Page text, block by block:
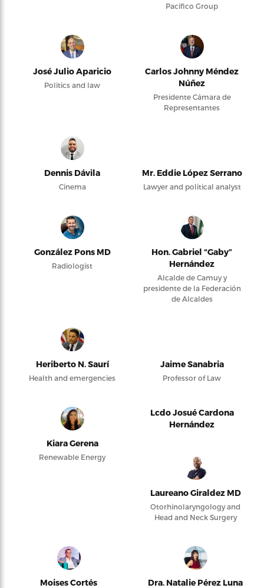
Pacifico Group
José Julio Aparicio
Politics and law
Carlos Johnny Méndez
Núñez
Presidente Cámara de
Representantes
Dennis Dávila
Cinema
Mr. Eddie López Serrano
Lawyer and political analyst
González Pons MD
Radiologist
Hon. Gabriel “Gaby”
Hernández
Alcalde de Camuy y
presidente de la Federación
de Alcaldes
Heriberto N. Saurí
Health and emergencies
Jaime Sanabria
Professor of Law
Kiara Gerena
Renewable Energy
Lcdo Josué Cardona
Hernández
Laureano Giraldez MD
Otorhinolaryngology and
Head and Neck Surgery
Moises Cortés Dra. Natalie Pérez Luna